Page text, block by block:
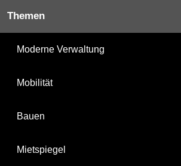
Themen
Moderne Verwaltung
Mobilität
Bauen
Mietspiegel